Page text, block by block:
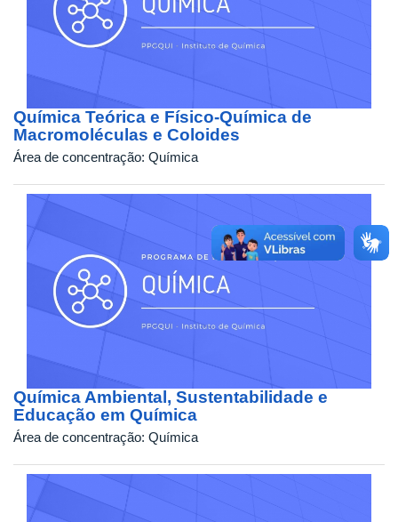
Química Teórica e Físico-Química de
Macromoléculas e Coloides
Área de concentração: Química
Química Ambiental, Sustentabilidade e
Educação em Química
Área de concentração: Química